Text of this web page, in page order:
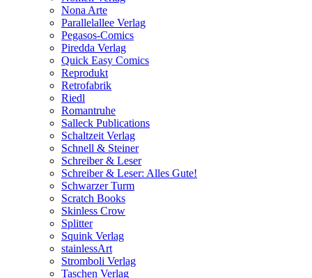
Nona Arte
Parallelallee Verlag
Pegasos-Comics
Piredda Verlag
Quick Easy Comics
Reprodukt
Retrofabrik
Riedl
Romantruhe
Salleck Publications
Schaltzeit Verlag
Schnell & Steiner
Schreiber & Leser
Schreiber & Leser: Alles Gute!
Schwarzer Turm
Scratch Books
Skinless Crow
Splitter
Squink Verlag
stainlessArt
Stromboli Verlag
Taschen Verlag